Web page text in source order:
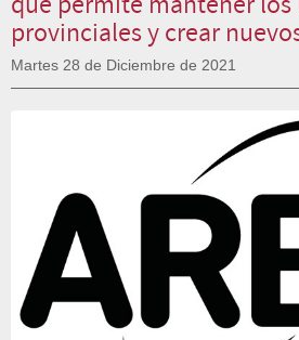
provinciales y crear
Martes 28 de Diciembre de 2021